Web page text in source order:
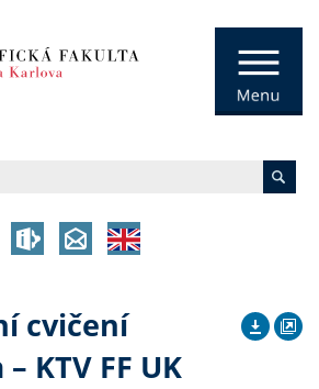
cvičení
KTV FF UK